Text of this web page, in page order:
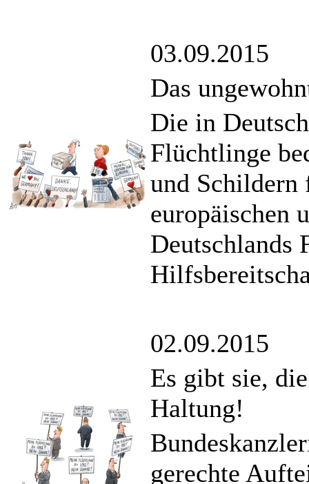
03.09.2015
Das
Die in
Flüchtlinge
und Schildern
europäischen
Deutschlands
02.09.2015
Es gibt sie,
Haltung!
gerechte